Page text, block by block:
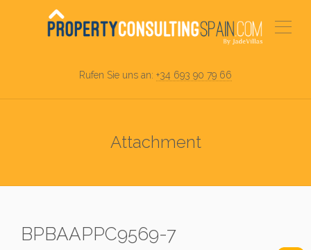
Rufen Sie uns an: +34 693 90 79 66
Attachment
BPBAAPPC9569-7